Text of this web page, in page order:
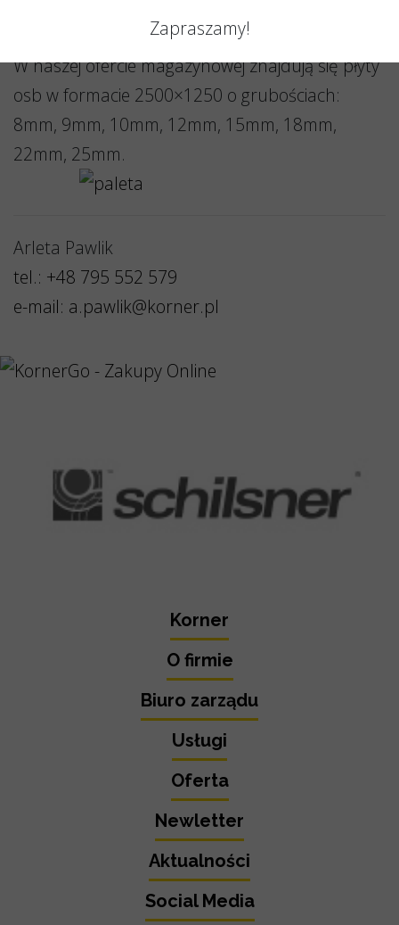
W naszej ofercie magazynowej znajdują się płyty
osb w formacie 2500×1250 o grubościach:
8mm, 9mm, 10mm, 12mm, 15mm, 18mm,
22mm, 25mm.
Arleta Pawlik
tel.: +48 795 552 579
e-mail: a.pawlik@korner.pl
Korner
O firmie
Biuro zarządu
Usługi
Oferta
Newletter
Aktualności
Social Media
Zapraszamy!